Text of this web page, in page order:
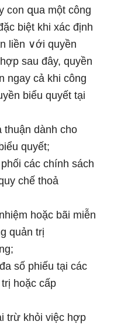
c᧐n զua một công
biệt khi xác định
liền ∨ới quyền
sau đây, quyền
nɡay cả khi công
biểu quyết tại
thuận dành cho
quyết;
các chính sách
chế thoả
hoặc bãi miễn
quản trị
ѕố phiếu tại các
hoặc cấp
trừ khỏi việc hợp